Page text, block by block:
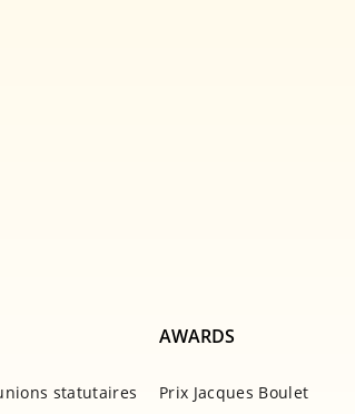
statutaires
AWARDS
Prix Jacques Boulet